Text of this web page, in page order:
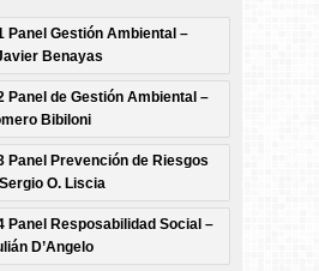
Panel Gestión Ambiental –
Benayas
Panel de Gestión Ambiental –
Bibiloni
Panel Prevención de Riesgos
O. Liscia
Panel Resposabilidad Social –
D’Angelo